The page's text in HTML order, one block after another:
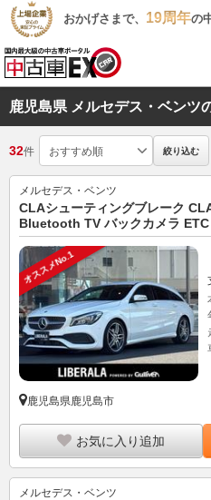
おかげさまで、 19周年の
鹿児島県 メルセデス・ベンツ
32件 絞り込む
メルセデス・ベンツ
CLAシューティングブレーク
Bluetooth TV バックカメラ ETC
オススメNo.1
鹿児島県鹿児島市
お気に入り追加
メルセデス・ベンツ